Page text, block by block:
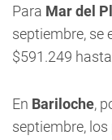
Para Mar del
septiembre, se
$591.249
En Bariloche,
septiembre,